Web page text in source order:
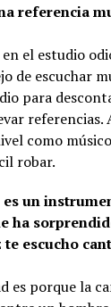
referencia
el estudio
de escuchar
para
referencias.
como
robar.
un
ha
escucho
es porque la